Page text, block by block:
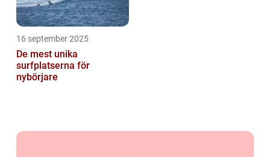
16 september 2025
De mest unika
surfplatserna för
nybörjare